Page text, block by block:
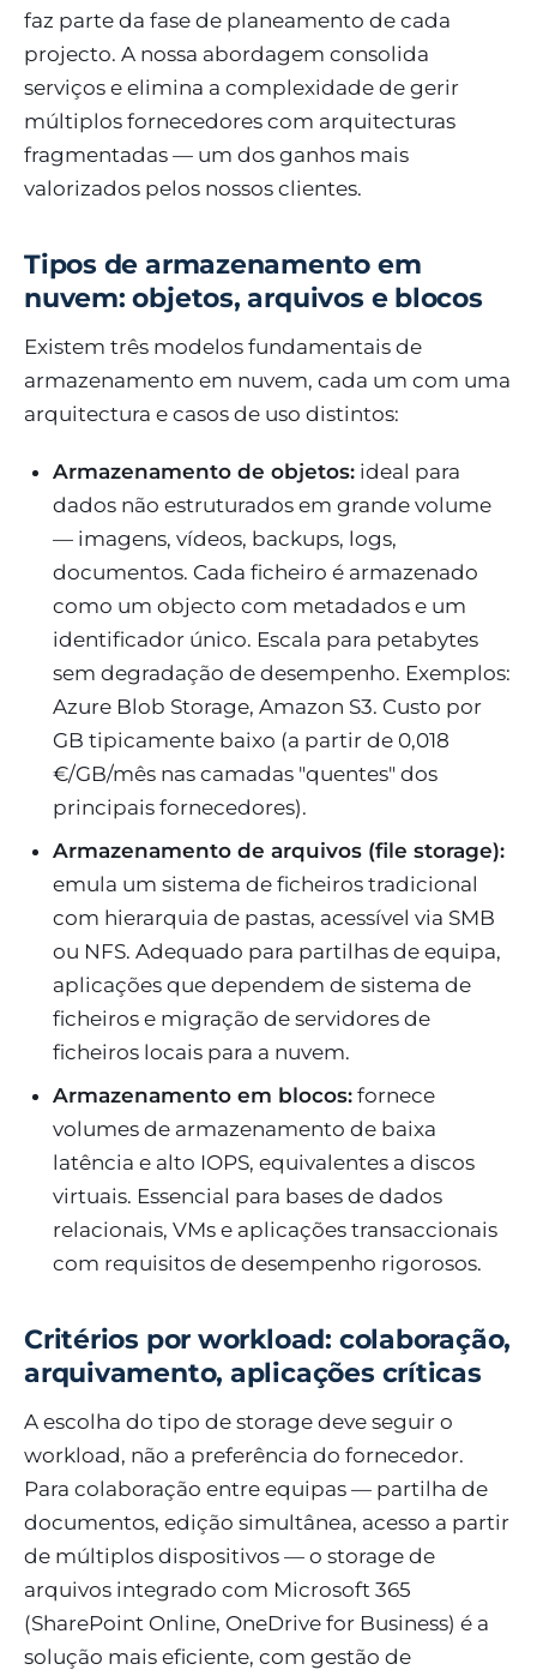
faz parte da fase de planeamento de cada
projecto. A nossa abordagem consolida
serviços e elimina a complexidade de gerir
múltiplos fornecedores com arquitecturas
fragmentadas — um dos ganhos mais
valorizados pelos nossos clientes.
Tipos de armazenamento em
nuvem: objetos, arquivos e blocos
Existem três modelos fundamentais de
armazenamento em nuvem, cada um com uma
arquitectura e casos de uso distintos:
Armazenamento de objetos: ideal para
dados não estruturados em grande volume
— imagens, vídeos, backups, logs,
documentos. Cada ficheiro é armazenado
como um objecto com metadados e um
identificador único. Escala para petabytes
sem degradação de desempenho. Exemplos:
Azure Blob Storage, Amazon S3. Custo por
GB tipicamente baixo (a partir de 0,018
€/GB/mês nas camadas "quentes" dos
principais fornecedores).
Armazenamento de arquivos (file storage):
emula um sistema de ficheiros tradicional
com hierarquia de pastas, acessível via SMB
ou NFS. Adequado para partilhas de equipa,
aplicações que dependem de sistema de
ficheiros e migração de servidores de
ficheiros locais para a nuvem.
Armazenamento em blocos: fornece
volumes de armazenamento de baixa
latência e alto IOPS, equivalentes a discos
virtuais. Essencial para bases de dados
relacionais, VMs e aplicações transaccionais
com requisitos de desempenho rigorosos.
Critérios por workload: colaboração,
arquivamento, aplicações críticas
A escolha do tipo de storage deve seguir o
workload, não a preferência do fornecedor.
Para colaboração entre equipas — partilha de
documentos, edição simultânea, acesso a partir
de múltiplos dispositivos — o storage de
arquivos integrado com Microsoft 365
(SharePoint Online, OneDrive for Business) é a
solução mais eficiente, com gestão de